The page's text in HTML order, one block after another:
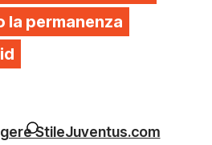
la permanenza
StileJuventus.com